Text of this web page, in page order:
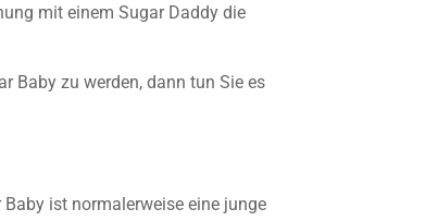
mit einem Sugar Daddy die
Baby zu werden, dann tun Sie es
Baby ist normalerweise eine junge